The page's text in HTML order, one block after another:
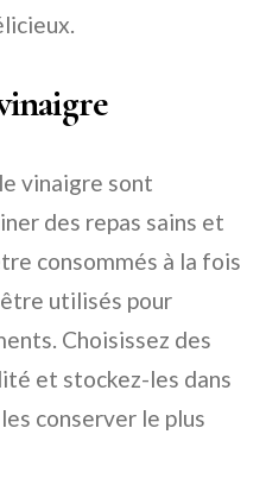
vinaigre sont
des repas sains et
consommés à la fois
utilisés pour
Choisissez des
et stockez-les dans
conserver le plus